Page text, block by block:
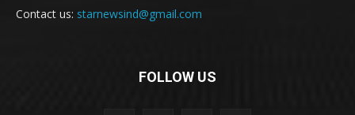
Contact us: starnewsind@gmail.com
FOLLOW US